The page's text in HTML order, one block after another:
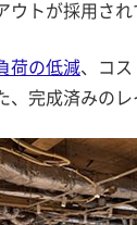
トが採用され
荷の低減、コ
、完成済みの